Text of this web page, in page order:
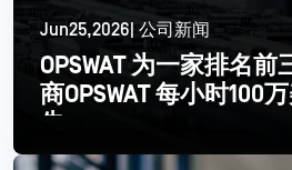
Jun25,2026| 公司新闻
OPSWAT 为一家排名
商OPSWAT 每小时100
失
更多信息